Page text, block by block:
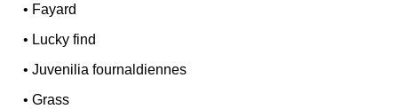
• Fayard
• Lucky find
•Juvenilia fournaldiennes
•Grass